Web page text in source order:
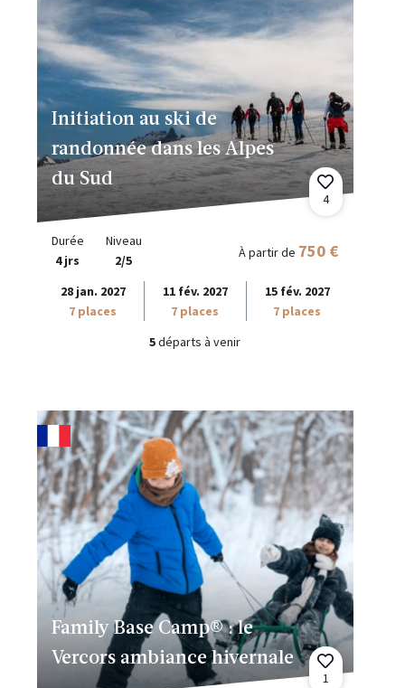
Initiation au ski de
randonnée dans les Alpes
du Sud
4
Durée
4 jrs
Niveau
2/5
À partir de 750 €
28 jan. 2027
7 places
11 fév. 2027
7 places
15 fév. 2027
7 places
5départs à venir
Family Base Camp® : le
Vercors ambiance hivernale
1